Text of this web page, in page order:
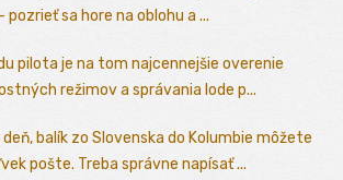
sa hore na oblohu a ...
pilota je na tom najcennejšie overenie
režimov a správania lode p...
deň, balík zo Slovenska do Kolumbie môžete
pošte. Treba správne napísať ...